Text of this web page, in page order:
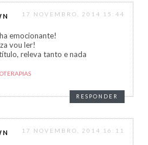
17 NOVEMBRO, 2014 15:44
emocionante!
vou ler!
releva tanto e nada
RESPONDER
17 NOVEMBRO, 2014 16:11